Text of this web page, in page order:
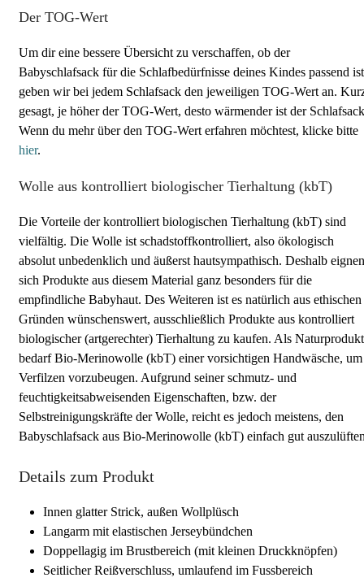
Der TOG-Wert
Um dir eine bessere Übersicht zu verschaffen, ob der
Babyschlafsack für die Schlafbedürfnisse deines Kindes passend
geben wir bei jedem Schlafsack den jeweiligen TOG-Wert an.
gesagt, je höher der TOG-Wert, desto wärmender ist der
Wenn du mehr über den TOG-Wert erfahren möchtest, klicke bitte
hier.
Wolle aus kontrolliert biologischer Tierhaltung (kbT)
Die Vorteile der kontrolliert biologischen Tierhaltung (kbT) sind
vielfältig. Die Wolle ist schadstoffkontrolliert, also ökologisch
absolut unbedenklich und äußerst hautsympathisch. Deshalb eignen
sich Produkte aus diesem Material ganz besonders für die
empfindliche Babyhaut. Des Weiteren ist es natürlich aus ethischen
Gründen wünschenswert, ausschließlich Produkte aus kontrolliert
biologischer (artgerechter) Tierhaltung zu kaufen. Als Naturprodukt
bedarf Bio-Merinowolle (kbT) einer vorsichtigen Handwäsche, um
Verfilzen vorzubeugen. Aufgrund seiner schmutz- und
feuchtigkeitsabweisenden Eigenschaften, bzw. der
Selbstreinigungskräfte der Wolle, reicht es jedoch meistens, den
Babyschlafsack aus Bio-Merinowolle (kbT) einfach gut
Details zum Produkt
Innen glatter Strick, außen Wollplüsch
Langarm mit elastischen Jerseybündchen
Doppellagig im Brustbereich (mit kleinen Druckknöpfen)
Seitlicher Reißverschluss, umlaufend im Fussbereich